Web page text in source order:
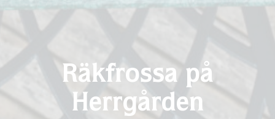
Räkfrossa på
Herrgården